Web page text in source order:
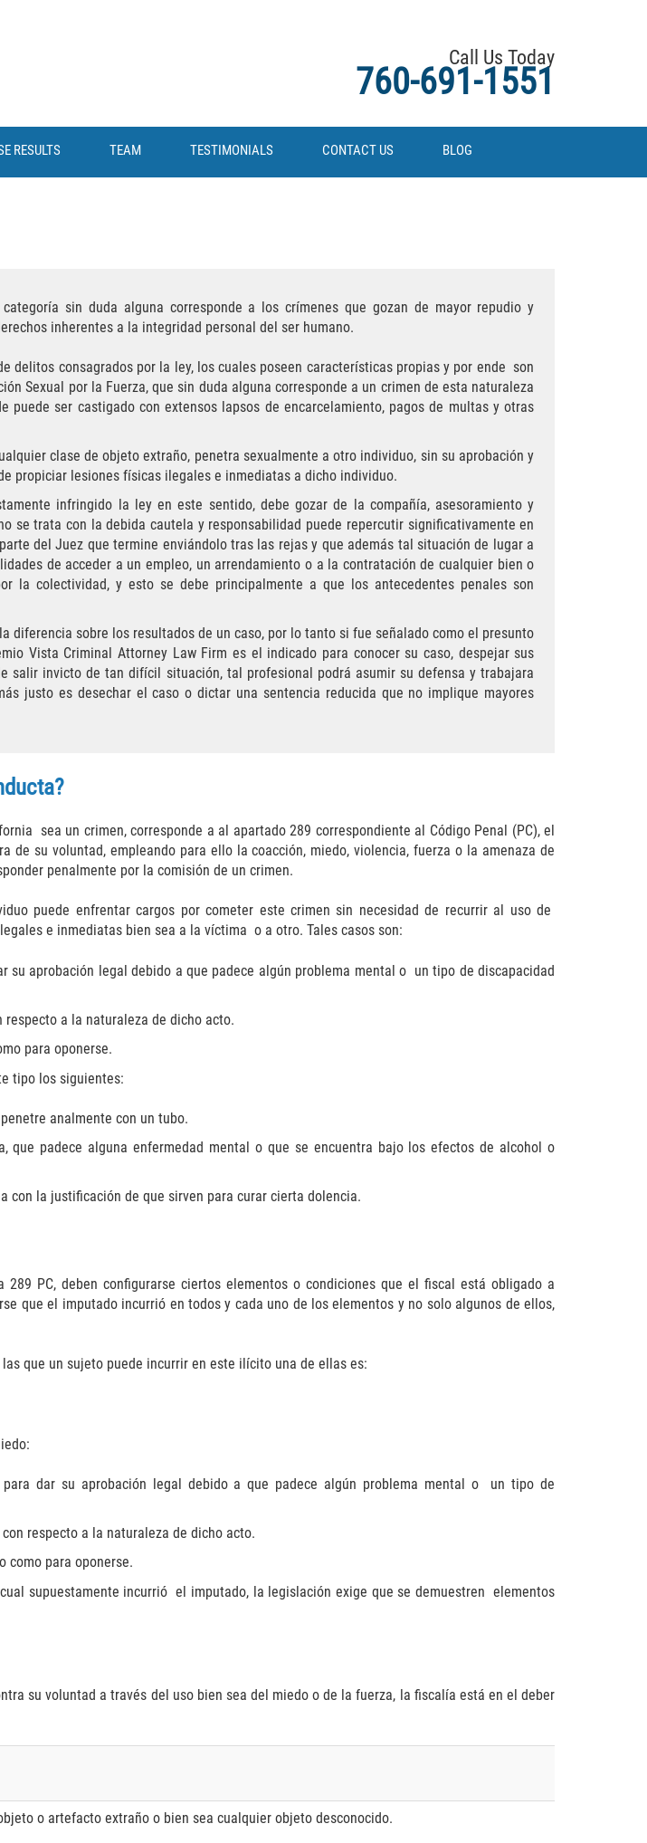
Call Us Today
760-691-1551
RESULTS TEAM TESTIMONIALS CONTACT US BLOG
sin duda alguna corresponde a los crímenes que gozan de mayor repudio y
inherentes a la integridad personal del ser humano.
delitos consagrados por la ley, los cuales poseen características propias y por ende son
Sexual por la Fuerza, que sin duda alguna corresponde a un crimen de esta naturaleza
ser castigado con extensos lapsos de encarcelamiento, pagos de multas y otras
clase de objeto extraño, penetra sexualmente a otro individuo, sin su aprobación y
propiciar lesiones físicas ilegales e inmediatas a dicho individuo.
infringido la ley en este sentido, debe gozar de la compañía, asesoramiento y
se trata con la debida cautela y responsabilidad puede repercutir significativamente en
del Juez que termine enviándolo tras las rejas y que además tal situación de lugar a
de acceder a un empleo, un arrendamiento o a la contratación de cualquier bien o
colectividad, y esto se debe principalmente a que los antecedentes penales son
sobre los resultados de un caso, por lo tanto si fue señalado como el presunto
Vista Criminal Attorney Law Firm es el indicado para conocer su caso, despejar sus
invicto de tan difícil situación, tal profesional podrá asumir su defensa y trabajara
justo es desechar el caso o dictar una sentencia reducida que no implique mayores
sea un crimen, corresponde a al apartado 289 correspondiente al Código Penal (PC), el
su voluntad, empleando para ello la coacción, miedo, violencia, fuerza o la amenaza de
penalmente por la comisión de un crimen.
puede enfrentar cargos por cometer este crimen sin necesidad de recurrir al uso de
e inmediatas bien sea a la víctima o a otro. Tales casos son:
aprobación legal debido a que padece algún problema mental o un tipo de discapacidad
a la naturaleza de dicho acto.
para oponerse.
tipo los siguientes:
analmente con un tubo.
padece alguna enfermedad mental o que se encuentra bajo los efectos de alcohol o
con la justificación de que sirven para curar cierta dolencia.
PC, deben configurarse ciertos elementos o condiciones que el fiscal está obligado a
que el imputado incurrió en todos y cada uno de los elementos y no solo algunos de ellos,
que un sujeto puede incurrir en este ilícito una de ellas es:
dar su aprobación legal debido a que padece algún problema mental o un tipo de
respecto a la naturaleza de dicho acto.
como para oponerse.
supuestamente incurrió el imputado, la legislación exige que se demuestren elementos
su voluntad a través del uso bien sea del miedo o de la fuerza, la fiscalía está en el deber
o artefacto extraño o bien sea cualquier objeto desconocido.